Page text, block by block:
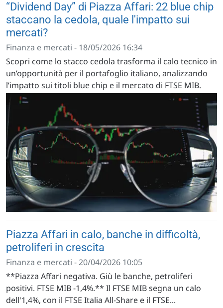
“Dividend Day” di Piazza Affari: 22 blue chip
staccano la cedola, quale l'impatto sui
mercati?
Finanza e mercati - 18/05/2026 16:34
Scopri come lo stacco cedola trasforma il calo tecnico in
un’opportunità per il portafoglio italiano, analizzando
l’impatto sui titoli blue chip e il mercato di FTSE MIB.
Piazza Affari in calo, banche in difficoltà,
petroliferi in crescita
Finanza e mercati - 20/04/2026 10:05
**Piazza Affari negativa. Giù le banche, petroliferi
positivi. FTSE MIB -1,4%.** Il FTSE MIB segna un calo
dell'1,4%, con il FTSE Italia All-Share e il FTSE...